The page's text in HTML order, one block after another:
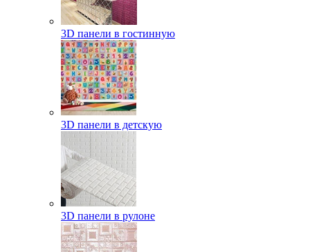
3D панели в гостинную
3D панели в детскую
3D панели в рулоне